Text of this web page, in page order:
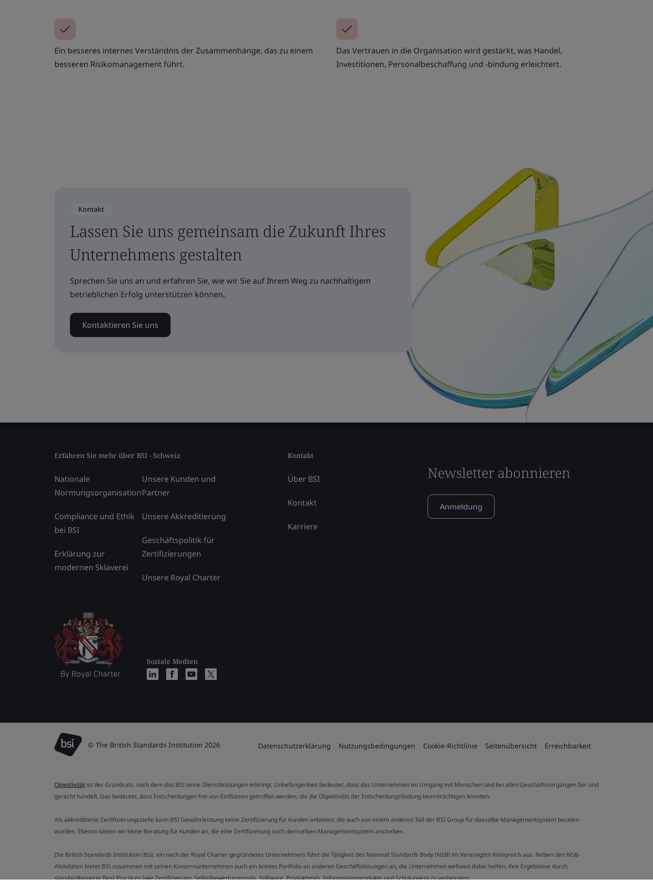
Ein besseres internes Verständnis der Zusammenhänge, das zu einem
besseren Risikomanagement führt.
Das Vertrauen in die Organisation wird gestärkt, was Handel,
Investitionen, Personalbeschaffung und -bindung erleichtert.
Kontakt
Lassen Sie uns gemeinsam die Zukunft Ihres
Unternehmens gestalten
Sprechen Sie uns an und erfahren Sie, wie wir Sie auf Ihrem Weg zu nachhaltigem
betrieblichen Erfolg unterstützen können.
Kontaktieren Sie uns
Erfahren Sie mehr über BSI - Schweiz
Nationale
Normungsorganisation
Compliance und Ethik
bei BSI
Erklärung zur
modernen Sklaverei
Unsere Kunden und
Partner
Unsere Akkreditierung
Geschäftspolitik für
Zertifizierungen
Unsere Royal Charter
Soziale Medien
Kontakt
Über BSI
Kontakt
Karriere
Newsletter abonnieren
Anmeldung
© The British Standards Institution 2026 Datenschutzerklärung Nutzungsbedingungen Cookie-Richtlinie Seitenübersicht Erreichbarkeit
Objektivität ist der Grundsatz, nach dem das BSI seine Dienstleistungen erbringt. Unbefangenheit bedeutet, dass das Unternehmen im Umgang mit Menschen und bei allen Geschäftsvorgängen fair und
gerecht handelt. Das bedeutet, dass Entscheidungen frei von Einflüssen getroffen werden, die die Objektivität der Entscheidungsfindung beeinträchtigen könnten.
Als akkreditierte Zertifizierungsstelle kann BSI Gewährleistung keine Zertifizierung für Kunden anbieten, die auch von einem anderen Teil der BSI Group für dasselbe Managementsystem beraten
wurden. Ebenso bieten wir keine Beratung für Kunden an, die eine Zertifizierung nach demselben Managementsystem anstreben.
Die British Standards Institution (BSI, ein nach der Royal Charter gegründetes Unternehmen) führt die Tätigkeit des National Standards Body (NSB) im Vereinigten Königreich aus. Neben den NSB-
Aktivitäten bietet BSI zusammen mit seinen Konzernunternehmen auch ein breites Portfolio an anderen Geschäftslösungen an, die Unternehmen weltweit dabei helfen, ihre Ergebnisse durch
standardbasierte Best Practices (wie Zertifizierung, Selbstbewertungstools, Software, Produkttests, Informationsprodukte und Schulungen) zu verbessern.